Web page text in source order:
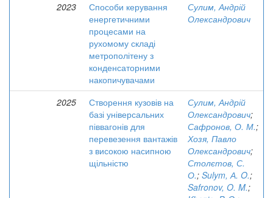
2023
Способи керування
енергетичними
процесами на
рухомому складі
метрополітену з
конденсаторними
накопичувачами
Сулим, Андрій
Олександрович
2025
Створення кузовів на
базі універсальних
піввагонів для
перевезення вантажів
з високою насипною
щільністю
Сулим, Андрій
Олександрович;
Сафронов, О. М.;
Хозя, Павло
Олександрович;
Столєтов, С.
О.; Sulym, А. O.;
Safronov, O. M.;